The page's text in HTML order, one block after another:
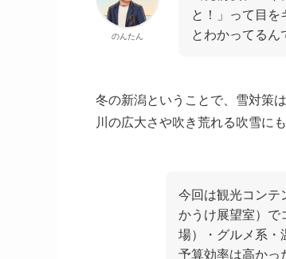
のんたん
と！」って目
とわかってるん
冬の新潟ということで、雪対策
川の広大さや吹き荒れる吹雪に
今回は観光コンテ
かうけ展望室）で
場）・グルメ系・
予算効率は高かっ